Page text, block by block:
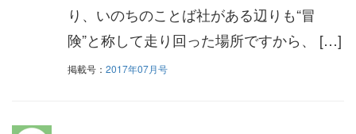
り、いのちのことば社がある辺りも“冒
険”と称して走り回った場所ですから、 […]
掲載号： 2017年07月号